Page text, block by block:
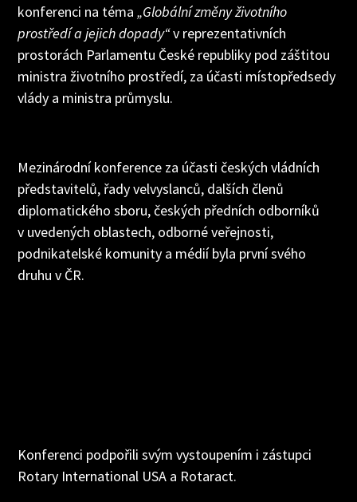
konferenci na téma„Globální změny životního
prostředí a jejich dopady“v reprezentativních
prostorách Parlamentu České republiky pod záštitou
ministra životního prostředí, za účasti místopředsedy
vlády a ministra průmyslu.
Mezinárodní konference za účasti českých vládních
představitelů, řady velvyslanců, dalších členů
diplomatického sboru, českých předních odborníků
v uvedených oblastech, odborné veřejnosti,
podnikatelské komunity a médií byla první svého
druhu v ČR.
Konferenci podpořili svým vystoupením i zástupci
Rotary International USA a Rotaract.